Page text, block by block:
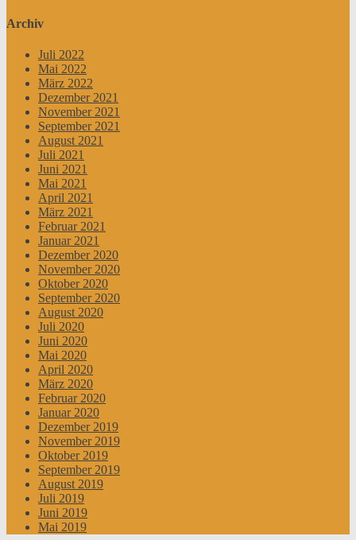
Archiv
Juli 2022
Mai 2022
März 2022
Dezember 2021
November 2021
September 2021
August 2021
Juli 2021
Juni 2021
Mai 2021
April 2021
März 2021
Februar 2021
Januar 2021
Dezember 2020
November 2020
Oktober 2020
September 2020
August 2020
Juli 2020
Juni 2020
Mai 2020
April 2020
März 2020
Februar 2020
Januar 2020
Dezember 2019
November 2019
Oktober 2019
September 2019
August 2019
Juli 2019
Juni 2019
Mai 2019